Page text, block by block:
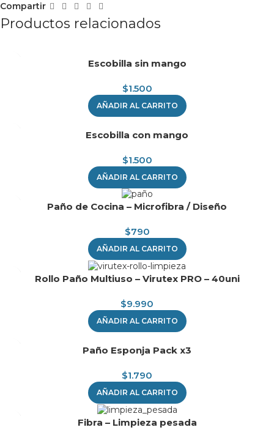
Compartir
Productos relacionados
Escobilla sin mango
$1.500
AÑADIR AL CARRITO
Escobilla con mango
$1.500
AÑADIR AL CARRITO
Paño de Cocina – Microfibra / Diseño
$790
AÑADIR AL CARRITO
Rollo Paño Multiuso – Virutex PRO – 40uni
$9.990
AÑADIR AL CARRITO
Paño Esponja Pack x3
$1.790
AÑADIR AL CARRITO
Fibra – Limpieza pesada